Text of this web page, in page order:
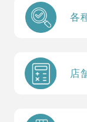
各
店